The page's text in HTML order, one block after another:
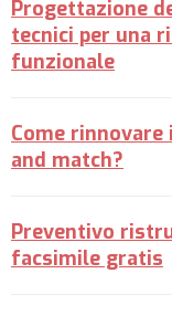
Progettazione
tecnici per una
funzionale
Come
and match?
Preventivo
facsimile gratis